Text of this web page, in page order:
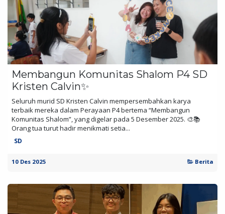
Membangun Komunitas Shalom P4 SD
Kristen Calvin✨
Seluruh murid SD Kristen Calvin mempersembahkan karya
terbaik mereka dalam Perayaan P4 bertema “Membangun
Komunitas Shalom”, yang digelar pada 5 Desember 2025. 🎨📚
Orang tua turut hadir menikmati setia...
SD
10 Des 2025 Berita